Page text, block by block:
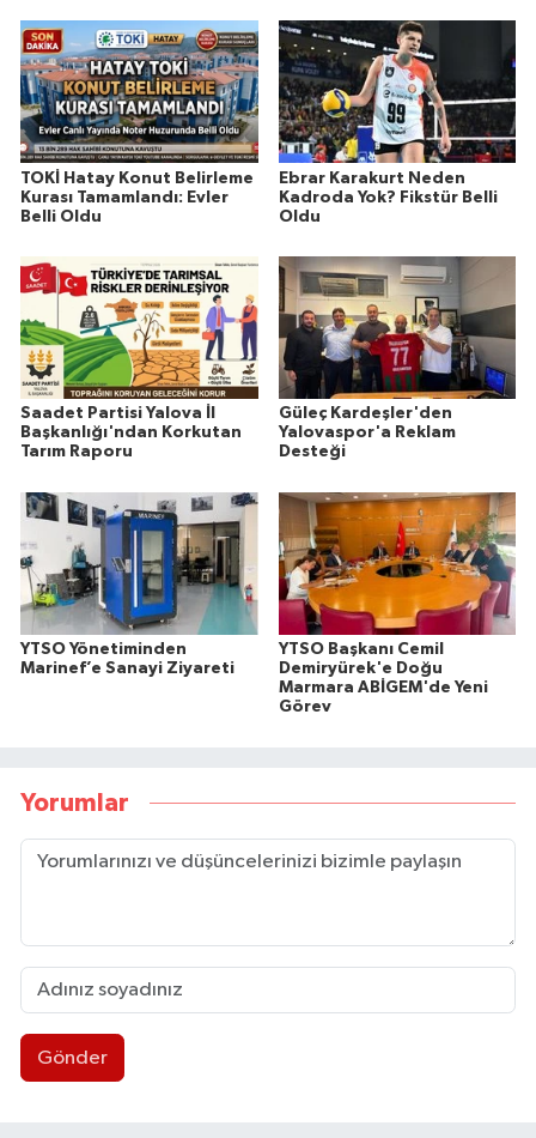
TOKİ Hatay Konut Belirleme
Kurası Tamamlandı: Evler
Belli Oldu
Ebrar Karakurt Neden
Kadroda Yok? Fikstür Belli
Oldu
Saadet Partisi Yalova İl
Başkanlığı'ndan Korkutan
Tarım Raporu
Güleç Kardeşler'den
Yalovaspor'a Reklam
Desteği
YTSO Yönetiminden
Marinef’e Sanayi Ziyareti
YTSO Başkanı Cemil
Demiryürek'e Doğu
Marmara ABİGEM'de Yeni
Görev
Yorumlar
Gönder